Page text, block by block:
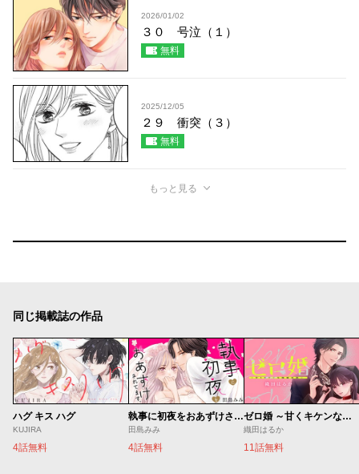
2026/01/02
３０ 号泣（１）
無料
2025/12/05
２９ 衝突（３）
無料
もっと見る
同じ掲載誌の作品
ハグ キス ハグ
KUJIRA
4話無料
執事に初夜をおあずけされてます。
田島みみ
4話無料
ゼロ婚 ～甘くキケンな極秘任務～
織田はるか
11話無料